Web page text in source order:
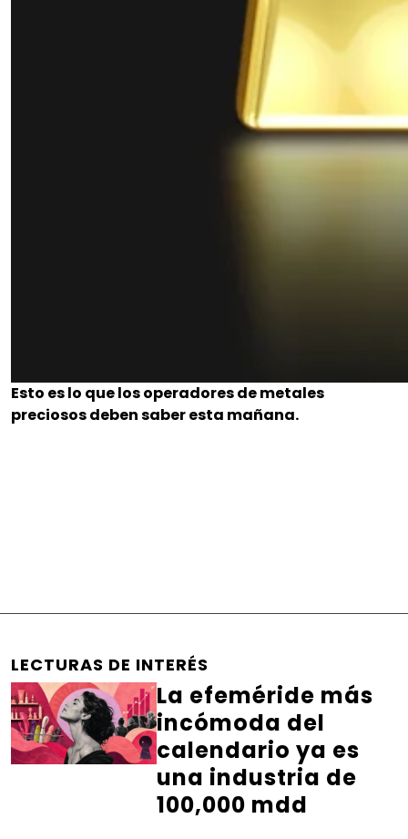
Esto es lo que los operadores de metales
preciosos deben saber esta mañana.
LECTURAS DE INTERÉS
La efeméride más
incómoda del
calendario ya es
una industria de
100,000 mdd